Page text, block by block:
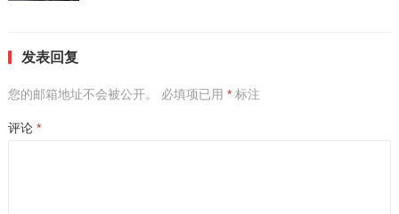
发表回复
您的邮箱地址不会被公开。 必填项已用 *标注
评论 *